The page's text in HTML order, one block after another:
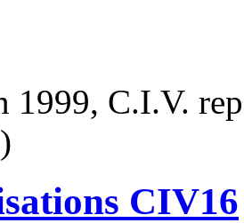
1999, C.I.V.
CIV16